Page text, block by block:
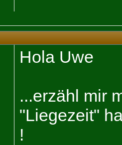
Hola Uwe
...erzähl mir
"Liegezeit"
!